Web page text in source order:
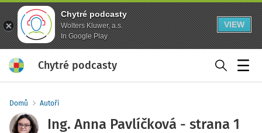
Chytré podcasty
Wolters Kluwer, a.s.
In Google Play
VIEW
Chytré podcasty
Domů Autoři
Ing. Anna Pavlíčková - strana 1